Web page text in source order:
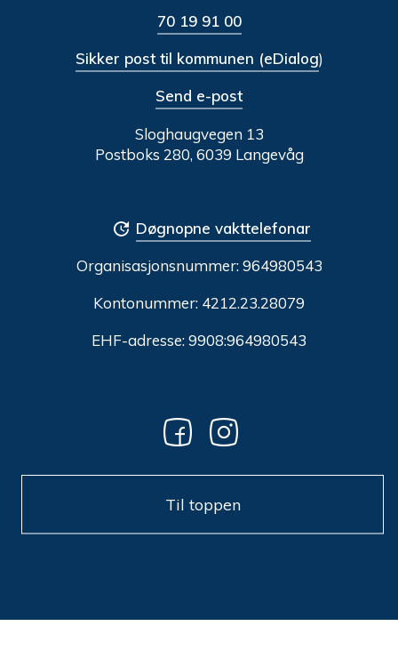
70 19 91 00
Sikker post til kommunen (eDialog)
Send e-post
Sloghaugvegen 13
Postboks 280, 6039 Langevåg
Døgnopne vakttelefonar
Organisasjonsnummer:964980543
Kontonummer: 4212.23.28079
EHF-adresse: 9908:964980543
Til toppen